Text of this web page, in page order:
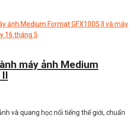
máy ảnh Medium
và quang học nổi tiếng thế giới, chuẩn